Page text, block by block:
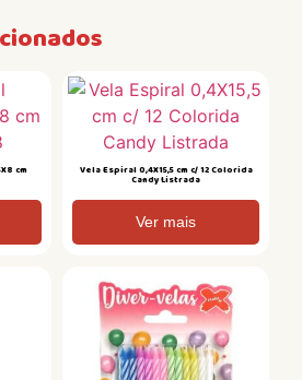
cm Vela Espiral 0,4X15,5 cm c/ 12 Colorida
Candy Listrada
Ver mais